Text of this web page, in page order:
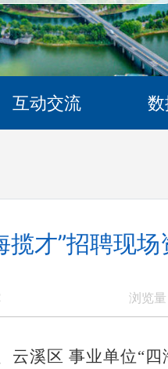
互动交流
才”招聘现
浏览量
云溪区 事业单位“